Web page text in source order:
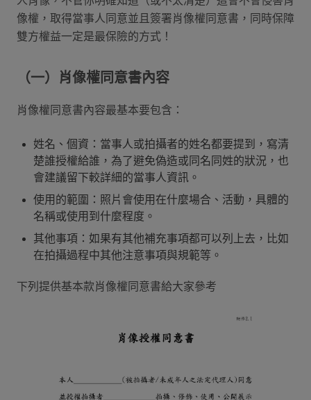
像權，取得當事人同意並且簽署肖像權同意書，同時保障
雙方權益一定是最保險的方式！
（一）肖像權同意書內容
肖像權同意書內容最基本要包含：
姓名、個資：當事人或拍攝者的姓名都要提到，寫清
楚誰授權給誰，為了避免偽造或同名同姓的狀況，也
會建議留下較詳細的當事人資訊。
使用的範圍：照片會使用在什麼場合、活動，具體的
名稱或使用到什麼程度。
其他事項：如果有其他補充事項都可以列上去，比如
在拍攝過程中其他注意事項與規範等。
下列提供基本款肖像權同意書給大家參考